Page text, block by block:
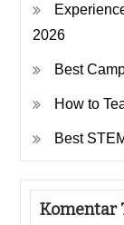
2026
Best
How to
Best
Komentar